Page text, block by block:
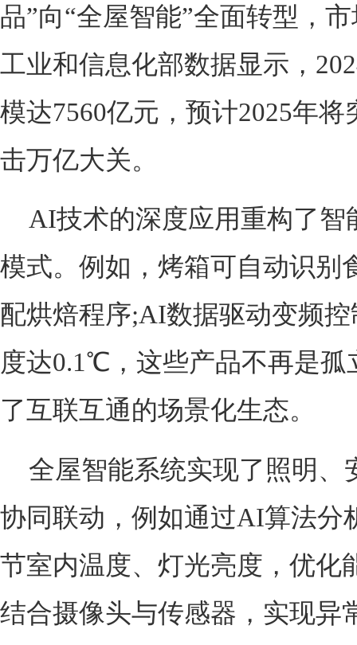
品”向“全屋智能”全面转型，
工业和信息化部数据显示，
模达7560亿元，预计2025年将
击万亿大关。
AI技术的深度应用重构了智
模式。例如，烤箱可自动识别
配烘焙程序;AI数据驱动变频
度达0.1℃，这些产品不再是
了互联互通的场景化生态。
全屋智能系统实现了照明、
协同联动，例如通过AI算法分
节室内温度、灯光亮度，优化
结合摄像头与传感器，实现异